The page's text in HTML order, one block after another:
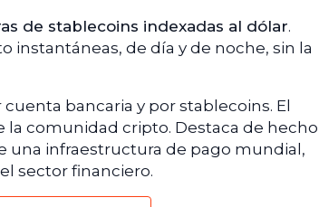
de stablecoins indexadas al dólar.
instantáneas, de día y de noche, sin la
bancaria y por stablecoins. El
comunidad cripto. Destaca de hecho
una infraestructura de pago mundial,
sector financiero.